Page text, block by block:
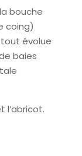
bouche
coing)
évolue
baies
l’abricot.